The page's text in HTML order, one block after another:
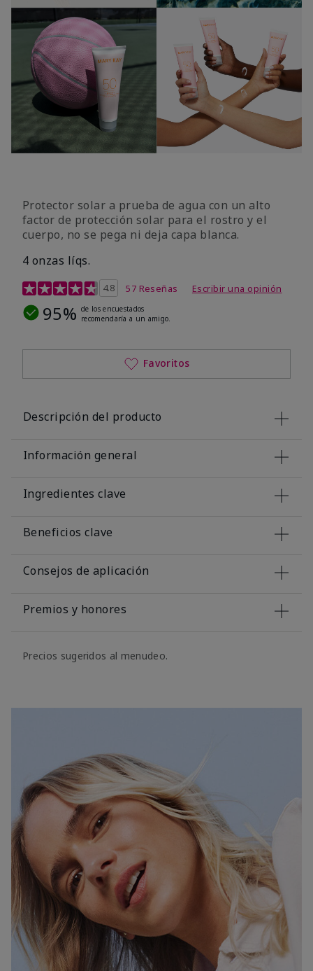
Protector solar a prueba de agua con un alto
factor de protección solar para el rostro y el
cuerpo, no se pega ni deja capa blanca.
4 onzas líqs.
Calificación de clientes de 4,2 de 5
4.8 57 Reseñas Escribir una opinión
95% de los encuestados
recomendaría a un amigo.
Favoritos
Descripción del producto
Información general
Ingredientes clave
Beneficios clave
Consejos de aplicación
Premios y honores
Precios sugeridos al menudeo.